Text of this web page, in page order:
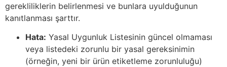
gerekliliklerin belirlenmesi ve bunlara uyulduğunun
kanıtlanması şarttır.
Hata: Yasal Uygunluk Listesinin güncel olmaması
veya listedeki zorunlu bir yasal gereksinimin
(örneğin, yeni bir ürün etiketleme zorunluluğu)